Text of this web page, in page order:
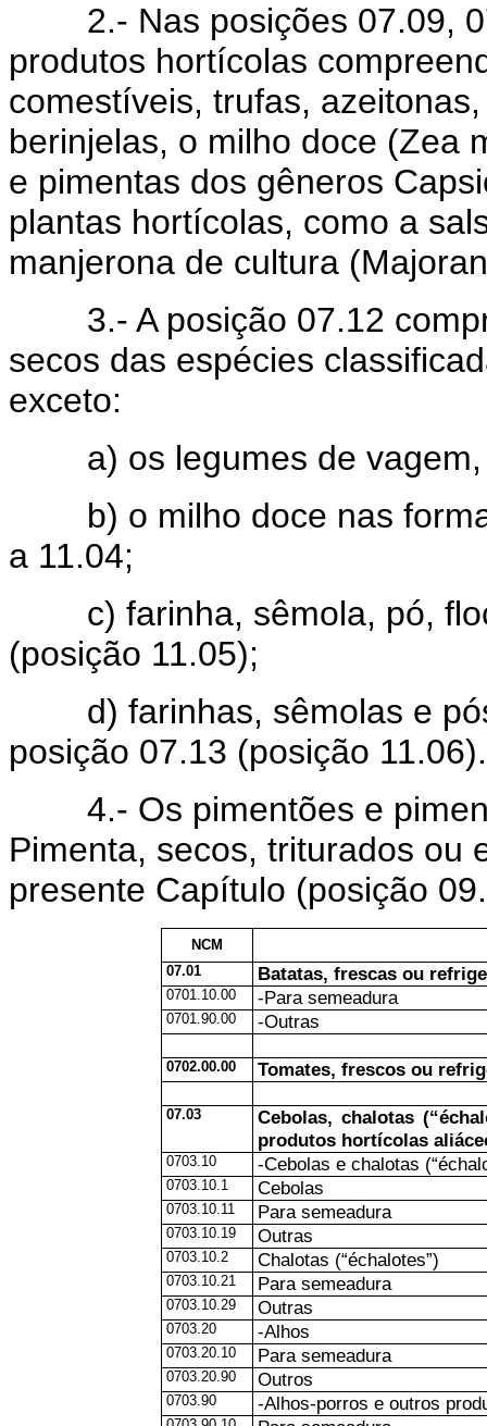
2.- Nas posições 07.09,
produtos hortícolas
comestíveis, trufas,
berinjelas, o milho doce (Zea
e pimentas dos gêneros
plantas hortícolas, como a
manjerona de cultura
3.- A posição 07.12
secos das espécies
exceto:
a) os legumes de vagem,
b) o milho doce nas
a 11.04;
c) farinha, sêmola, pó,
(posição 11.05);
d) farinhas, sêmolas e
posição 07.13 (posição 11.06).
4.- Os pimentões e
Pimenta, secos, triturados ou
presente Capítulo (posição
NCM
07.01
Batatas, frescas ou
0701.10.00 -Para semeadura
0701.90.00 -Outras
0702.00.00 Tomates, frescos ou
07.03
Cebolas, chalotas
produtos hortícolas
0703.10 -Cebolas e chalotas
0703.10.1 Cebolas
0703.10.11 Para semeadura
0703.10.19 Outras
0703.10.2 Chalotas (“échalotes”)
0703.10.21 Para semeadura
0703.10.29 Outras
0703.20 -Alhos
0703.20.10 Para semeadura
0703.20.90 Outros
0703.90 -Alhos-porros e outros